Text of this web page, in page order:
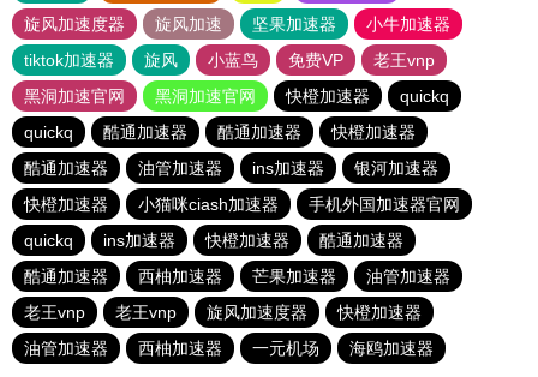
旋风加速度器
旋风加速 坚果加速器
小牛加速器
tiktok加速器
旋风 小蓝鸟 免费VP
老王vnp
黑洞加速官网
黑洞加速官网 快橙加速器
quickq
quickq
酷通加速器 酷通加速器
快橙加速器
酷通加速器
油管加速器 ins加速器
银河加速器
快橙加速器
小猫咪ciash加速器
手机外国加速器官网
quickq
ins加速器 快橙加速器
酷通加速器
酷通加速器
西柚加速器 芒果加速器
油管加速器
老王vnp
老王vnp 旋风加速度器
快橙加速器
油管加速器
西柚加速器 一元机场 海鸥加速器